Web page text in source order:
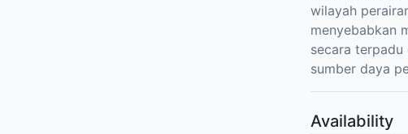
wilayah
menyebabkan
secara
sumber daya
Availability